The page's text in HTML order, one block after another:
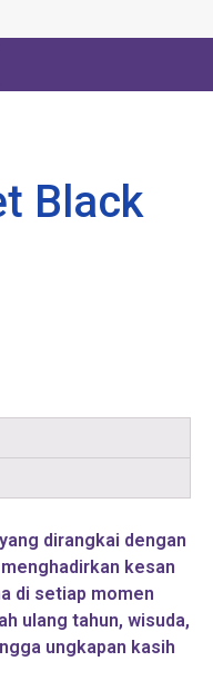
Black
dirangkai dengan
kesan
di setiap momen
ulang tahun, wisuda,
ungkapan kasih